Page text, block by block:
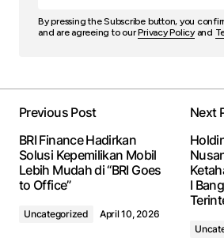
By pressing the Subscribe button, you
and are agreeing to ourPrivacy Policyand
Previous Post
BRI Finance Hadirkan
Solusi Kepemilikan Mobil
Lebih Mudah di “BRI Goes
to Office”
Uncategorized April 10, 2026
Next
I